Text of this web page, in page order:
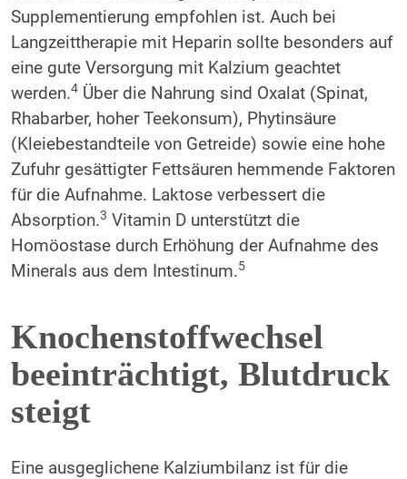
Supplementierung empfohlen ist. Auch bei
Langzeittherapie mit Heparin sollte besonders auf
eine gute Versorgung mit Kalzium geachtet
werden.4Über die Nahrung sind Oxalat (Spinat,
Rhabarber, hoher Teekonsum), Phytinsäure
(Kleiebestandteile von Getreide) sowie eine hohe
Zufuhr gesättigter Fettsäuren hemmende Faktoren
für die Aufnahme. Laktose verbessert die
Absorption.3 Vitamin D unterstützt die
Homöostase durch Erhöhung der Aufnahme des
Minerals aus dem Intestinum.5
Knochenstoffwechsel
beeinträchtigt, Blutdruck
steigt
Eine ausgeglichene Kalziumbilanz ist für die